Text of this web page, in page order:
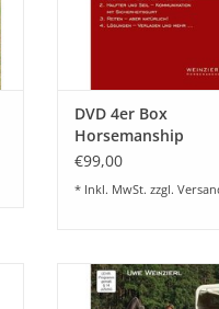
DVD 4er Box
Horsemanship
€99,00
* Inkl. MwSt. zzgl.
Die vierte DVD der
Grundlagen des